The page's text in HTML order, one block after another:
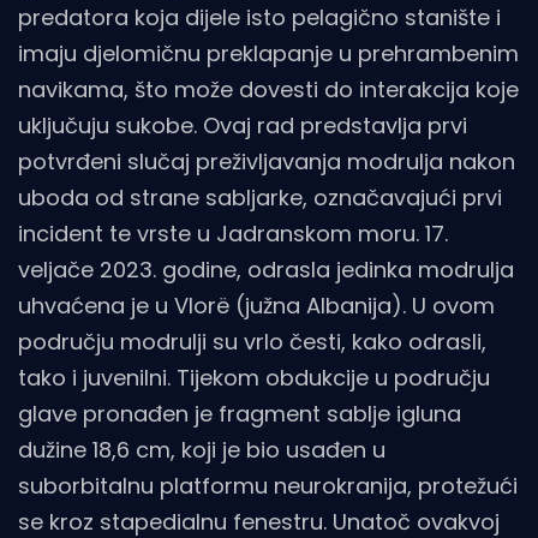
predatora koja dijele isto pelagično stanište i
imaju djelomičnu preklapanje u prehrambenim
navikama, što može dovesti do interakcija koje
uključuju sukobe. Ovaj rad predstavlja prvi
potvrđeni slučaj preživljavanja modrulja nakon
uboda od strane sabljarke, označavajući prvi
incident te vrste u Jadranskom moru. 17.
veljače 2023. godine, odrasla jedinka modrulja
uhvaćena je u Vlorë (južna Albanija). U ovom
području modrulji su vrlo česti, kako odrasli,
tako i juvenilni. Tijekom obdukcije u području
glave pronađen je fragment sablje igluna
dužine 18,6 cm, koji je bio usađen u
suborbitalnu platformu neurokranija, protežući
se kroz stapedialnu fenestru. Unatoč ovakvoj